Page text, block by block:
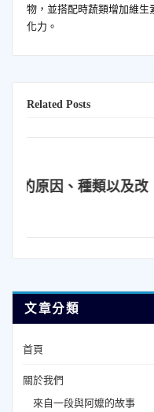
物，並搭配時蔬類增加維
化力。
Related Posts
壺鈴擺盪教學
文章分類
首頁
關於我們
來自一段與阿嬤的故事